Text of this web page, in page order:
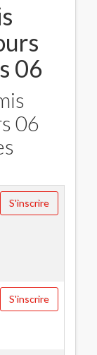
06
06
S'inscrire
S'inscrire